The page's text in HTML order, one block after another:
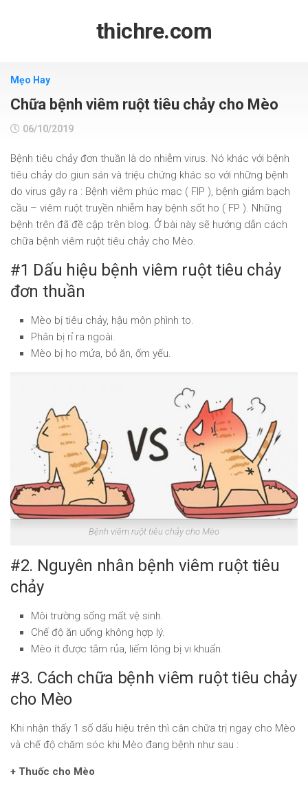
thichre.com
Mẹo Hay
Chữa bệnh viêm ruột tiêu chảy cho Mèo
06/10/2019
Bệnh tiêu chảy đơn thuần là do nhiễm virus. Nó khác với bệnh
tiêu chảy do giun sán và triệu chứng khác so với những bệnh
do virus gây ra : Bệnh viêm phúc mạc ( FIP ), bệnh giảm bạch
cầu – viêm ruột truyền nhiễm hay bệnh sốt ho ( FP ). Những
bệnh trên đã đề cập trên blog. Ở bài này sẽ hướng dẫn cách
chữa bệnh viêm ruột tiêu chảy cho Mèo.
#1 Dấu hiệu bệnh viêm ruột tiêu chảy
đơn thuần
Mèo bị tiêu chảy, hậu môn phình to.
Phân bị rỉ ra ngoài.
Mèo bị ho mửa, bỏ ăn, ốm yếu.
Bệnh viêm ruột tiêu chảy cho Mèo
#2. Nguyên nhân bệnh viêm ruột tiêu
chảy
Môi trường sống mất vệ sinh.
Chế độ ăn uống không hợp lý.
Mèo ít được tắm rủa, liếm lông bị vi khuẩn.
#3. Cách chữa bệnh viêm ruột tiêu chảy
cho Mèo
Khi nhận thấy 1 số dấu hiệu trên thì cân chữa trị ngay cho Mèo
và chế độ chăm sóc khi Mèo đang bệnh như sau :
+ Thuốc cho Mèo